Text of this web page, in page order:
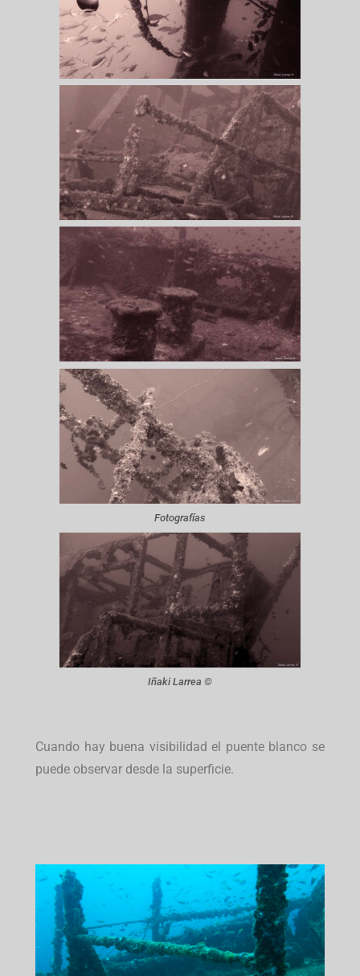
Fotografías
Iñaki Larrea ©
Cuando hay buena visibilidad el puente blanco se
puede observar desde la superficie.